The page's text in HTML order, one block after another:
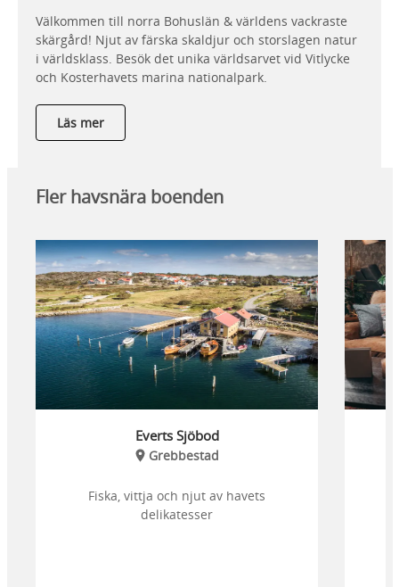
Välkommen till norra Bohuslän & världens vackraste
skärgård! Njut av färska skaldjur och storslagen natur
i världsklass. Besök det unika världsarvet vid Vitlycke
och Kosterhavets marina nationalpark.
Läs mer
Fler havsnära boenden
Everts Sjöbod
Grebbestad
Fiska, vittja och njut av havets
delikatesser